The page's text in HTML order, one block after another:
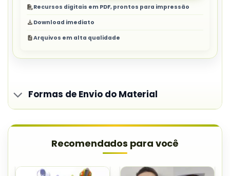
Recursos digitais em PDF, prontos para impressão
Download imediato
Arquivos em alta qualidade
Formas de Envio do Material
Recomendados para você